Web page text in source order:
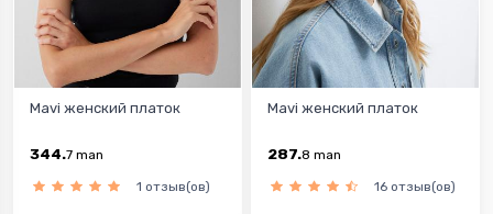
Mavi женский платок
344.7 man
1 отзыв(ов)
Mavi женский платок
287.8 man
16 отзыв(ов)